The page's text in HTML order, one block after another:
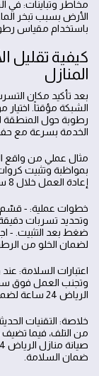
مخاطر وتباينات: في
الأرض بسبب تبخر
باستخدام مقياس
كيفية تقليل
المنازل
بعد تأكيد مكان
الشبكة مؤقتاً.
رطوبة حول
الخدمة بسرعة مع
مثال عملي من واقع
بمواظبة وتثبيت
إعادة العمل خلال 8 ساعات بدون إعادة تأهيل غرف مجاورة.
خطوات عملية: -
وتحديد تسربات
ضغط بعد التثبيت. -
لضمان الخلو من
وتجنب العمل فوق
الرياض 24 ساعة لضمان التطبيق الآمن.
خلاصة: التقنيات
من التلف، فيما
ضمان السلامة.